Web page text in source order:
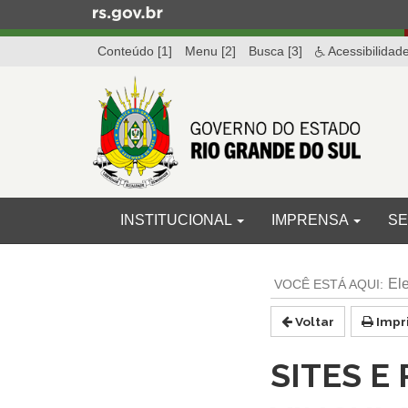
para
Conteúdo [1] Menu [2] Busca [3] Acessibilidade
do
INICIAL
INSTITUCIONAL IMPRENSA
Voltar
SITES E